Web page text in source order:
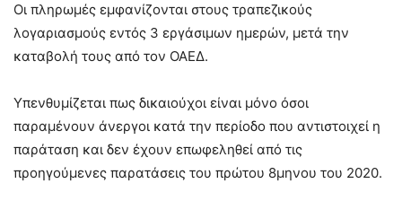
Οι πληρωμές εμφανίζονται στους τραπεζικούς
λογαριασμούς εντός 3 εργάσιμων ημερών, μετά την
καταβολή τους από τον ΟΑΕΔ.
Υπενθυμίζεται πως δικαιούχοι είναι μόνο όσοι
παραμένουν άνεργοι κατά την περίοδο που αντιστοιχεί η
παράταση και δεν έχουν επωφεληθεί από τις
προηγούμενες παρατάσεις του πρώτου 8μηνου του 2020.